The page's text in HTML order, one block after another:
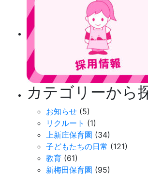
カテゴリーから
お知らせ (5)
リクルート (1)
上新庄保育園 (34)
子どもたちの日常 (121)
教育 (61)
新梅田保育園 (95)